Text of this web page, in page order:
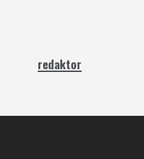
redaktor